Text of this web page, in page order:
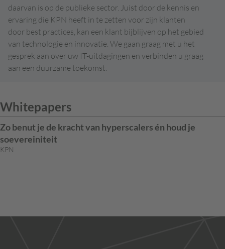
daarvan is op de publieke sector. Juist door de kennis en
ervaring die KPN heeft in te zetten voor zijn klanten
door best practices, kan een klant bijblijven op het gebied
van technologie en innovatie. We gaan graag met u het
gesprek aan over uw IT-uitdagingen en verbinden u graag
aan een duurzame toekomst.
Whitepapers
Zo benut je de kracht van hyperscalers én houd je
soevereiniteit
KPN